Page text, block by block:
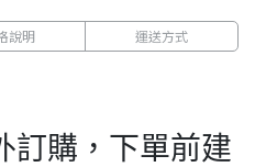
說明 運送方式
訂購，下單前建